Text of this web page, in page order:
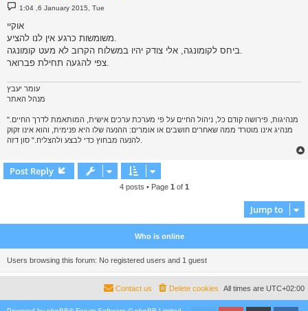
P
o
t
1:04 ,6 January 2015, Tue
אוקיי
משומשות כרגע אין לנו להציע.
ביחס לקומונגה, אלי צודק יהיו במשלוח הקרוב לא מעט קומונגה.
צפי להגעה תחילת פברואר.
עומר יעבץ
מנהל האתר
"מנהיגות, פירושה קודם כל, ניהול החיים על פי מערכת ערכים אישית, המותאמת לדרך החיים.
מנהיג אינו מוטרד ממה שאחרים חושבים או אומרים: ההנעה שלו היא פנימית, והוא אינו זקוק
Post Reply
4 posts • Page 1 of 1
Jump to
Who is online
Users browsing this forum: No registered users and 1 guest
All times are UTC+02:00
Delete cookies
Contact us